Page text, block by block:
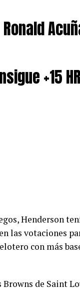
+15 HR
Henderson
las votaciones
con más
Browns de Saint